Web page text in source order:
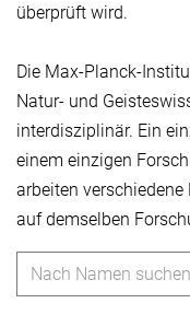
überprüft wird.
Die Max-Planck-
Natur- und
interdisziplinär. Ein
einem einzigen
arbeiten
auf demselben